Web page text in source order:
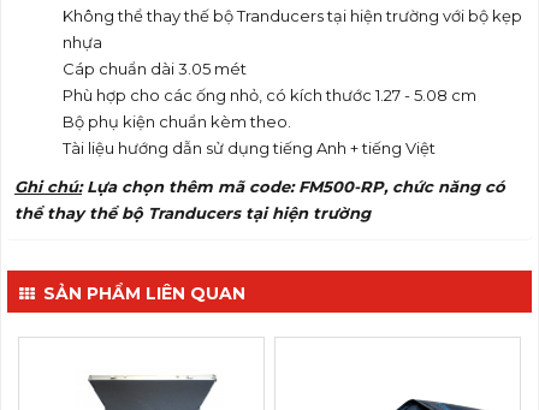
Không thể thay thế bộ Tranducers tại hiện trường với bộ kẹp
nhựa
Cáp chuẩn dài 3.05 mét
Phù hợp cho các ống nhỏ, có kích thước 1.27 - 5.08 cm
Bộ phụ kiện chuẩn kèm theo.
Tài liệu hướng dẫn sử dụng tiếng Anh + tiếng Việt
Ghi chú:Lựa chọn thêm mã code: FM500-RP, chức năng có
thể thay thể bộ Tranducers tại hiện trường
SẢN PHẨM LIÊN QUAN